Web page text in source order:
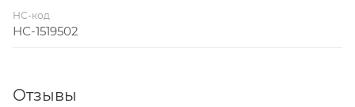
НС-код
НС-1519502
Отзывы